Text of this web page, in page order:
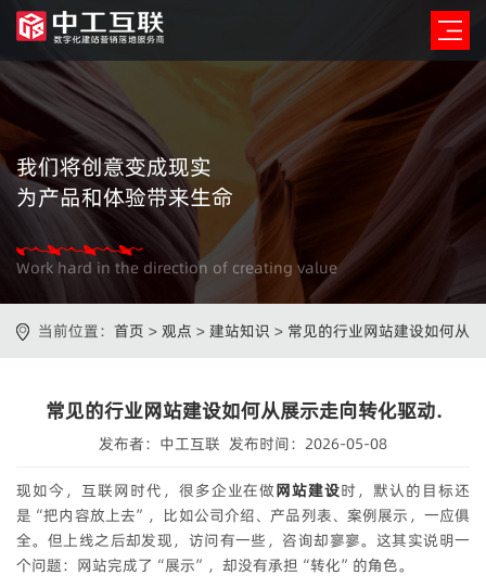
我们将创意变成现实
为产品和体验带来生命
Work hard in the direction of creating value
当前位置： 首页 > 观点 > 建站知识 > 常见的行业网站建设如何从
常见的行业网站建设如何从展示走向转化驱动.
发布者：中工互联 发布时间：2026-05-08
现如今，互联网时代，很多企业在做网站建设时，默认的目标还
是“把内容放上去”，比如公司介绍、产品列表、案例展示，一应俱
全。但上线之后却发现，访问有一些，咨询却寥寥。这其实说明一
个问题：网站完成了“展示”，却没有承担“转化”的角色。